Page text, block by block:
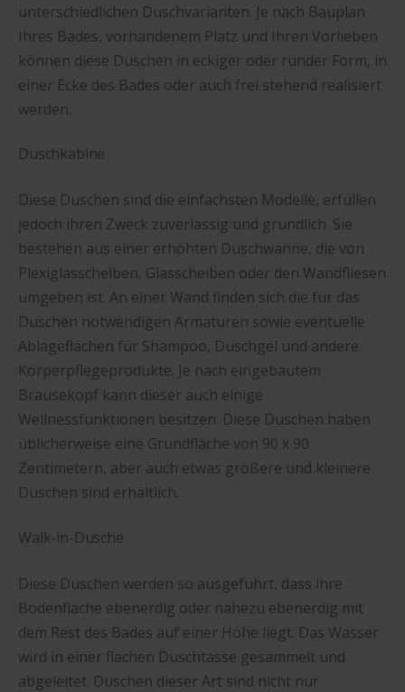
unterschiedlichen Duschvarianten. Je nach Bauplan
Ihres Bades, vorhandenem Platz und Ihren Vorlieben
können diese Duschen in eckiger oder runder Form, in
einer Ecke des Bades oder auch frei stehend realisiert
werden.
Duschkabine
Diese Duschen sind die einfachsten Modelle, erfüllen
jedoch ihren Zweck zuverlässig und gründlich. Sie
bestehen aus einer erhöhten Duschwanne, die von
Plexiglasscheiben, Glasscheiben oder den Wandfliesen
umgeben ist. An einer Wand finden sich die für das
Duschen notwendigen Armaturen sowie eventuelle
Ablageflächen für Shampoo, Duschgel und andere
Körperpflegeprodukte. Je nach eingebautem
Brausekopf kann dieser auch einige
Wellnessfunktionen besitzen. Diese Duschen haben
üblicherweise eine Grundfläche von 90 x 90
Zentimetern, aber auch etwas größere und kleinere
Duschen sind erhältlich.
Walk-in-Dusche
Diese Duschen werden so ausgeführt, dass ihre
Bodenfläche ebenerdig oder nahezu ebenerdig mit
dem Rest des Bades auf einer Höhe liegt. Das Wasser
wird in einer flachen Duschtasse gesammelt und
abgeleitet. Duschen dieser Art sind nicht nur